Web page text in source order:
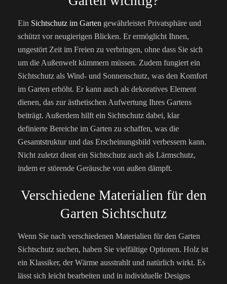
Ein Sichtschutz im Garten gewährleistet Privatsphäre und
schützt vor neugierigen Blicken. Er ermöglicht Ihnen,
ungestört Zeit im Freien zu verbringen, ohne dass Sie sich
um die Außenwelt kümmern müssen. Zudem fungiert ein
Sichtschutz als Wind- und Sonnenschutz, was den Komfort
im Garten erhöht. Er kann auch als dekoratives Element
dienen, das zur ästhetischen Aufwertung Ihres Gartens
beiträgt. Außerdem hilft ein Sichtschutz dabei, klar
definierte Bereiche im Garten zu schaffen, was die
Gesamtstruktur und das Erscheinungsbild verbessern kann.
Nicht zuletzt dient ein Sichtschutz auch als Lärmschutz,
indem er störende Geräusche von außen dämpft.
Verschiedene Materialien für den
Garten Sichtschutz
Wenn Sie nach verschiedenen Materialien für den Garten
Sichtschutz suchen, haben Sie vielfältige Optionen. Holz ist
ein Klassiker, der Wärme ausstrahlt und natürlich wirkt. Es
lässt sich leicht bearbeiten und in individuelle Designs